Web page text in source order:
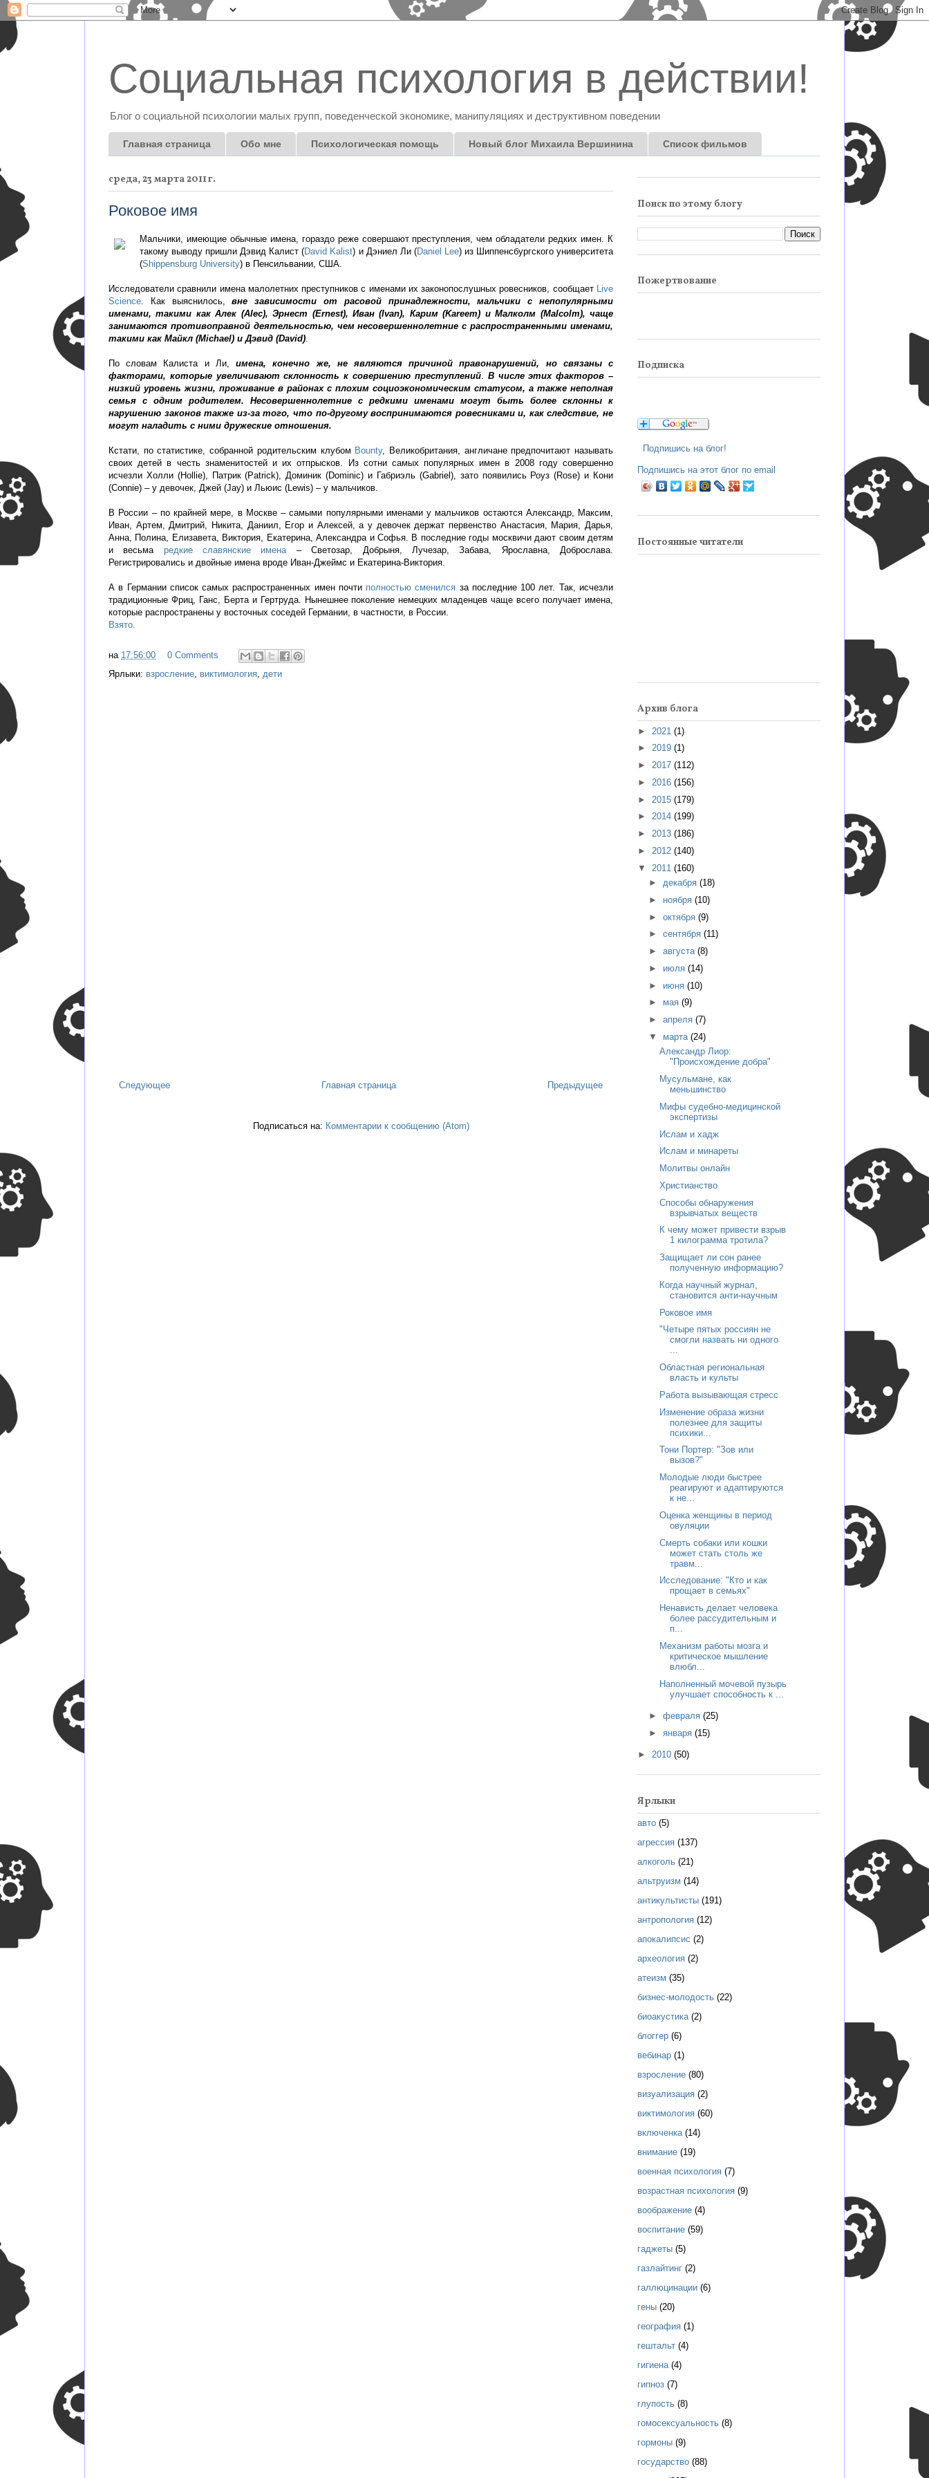
Социальная психология в действии!
Блог о социальной психологии малых групп, поведенческой экономике, манипуляциях и деструктивном поведении
Главная страница Обо мне Психологическая помощь Новый блог Михаила Вершинина Список фильмов
среда, 23 марта 2011 г.
Роковое имя
Мальчики, имеющие обычные имена, гораздо реже совершают преступления, чем обладатели редких имен. К
такому выводу пришли Дэвид Калист (David Kalist) и Дэниел Ли (Daniel Lee) из Шиппенсбургского университета
(Shippensburg University) в Пенсильвании, США.
Исследователи сравнили имена малолетних преступников с именами их законопослушных ровесников, сообщает Live
Science. Как выяснилось,вне зависимости от расовой принадлежности, мальчики с непопулярными
именами, такими как Алек (Alec), Эрнест (Ernest), Иван (Ivan), Карим (Kareem) и Малколм (Malcolm), чаще
занимаются противоправной деятельностью, чем несовершеннолетние с распространенными именами,
такими как Майкл (Michael) и Дэвид (David).
По словам Калиста и Ли,имена, конечно же, не являются причиной правонарушений, но связаны с
факторами, которые увеличивают склонность к совершению преступлений. В числе этих факторов –
низкий уровень жизни, проживание в районах с плохим социоэкономическим статусом, а также неполная
семья с одним родителем. Несовершеннолетние с редкими именами могут быть более склонны к
нарушению законов также из-за того, что по-другому воспринимаются ровесниками и, как следствие, не
могут наладить с ними дружеские отношения.
Кстати, по статистике, собранной родительским клубом Bounty, Великобритания, англичане предпочитают называть
своих детей в честь знаменитостей и их отпрысков. Из сотни самых популярных имен в 2008 году совершенно
исчезли Холли (Hollie), Патрик (Patrick), Доминик (Dominic) и Габриэль (Gabriel), зато появились Роуз (Rose) и Кони
(Connie) – у девочек, Джей (Jay) и Льюис (Lewis) – у мальчиков.
В России – по крайней мере, в Москве – самыми популярными именами у мальчиков остаются Александр, Максим,
Иван, Артем, Дмитрий, Никита, Даниил, Егор и Алексей, а у девочек держат первенство Анастасия, Мария, Дарья,
Анна, Полина, Елизавета, Виктория, Екатерина, Александра и Софья. В последние годы москвичи дают своим детям
и весьма редкие славянские имена– Светозар, Добрыня, Лучезар, Забава, Ярославна, Доброслава.
Регистрировались и двойные имена вроде Иван-Джеймс и Екатерина-Виктория.
А в Германии список самых распространенных имен почти полностью сменился за последние 100 лет. Так, исчезли
традиционные Фриц, Ганс, Берта и Гертруда. Нынешнее поколение немецких младенцев чаще всего получает имена,
которые распространены у восточных соседей Германии, в частности, в России.
Взято.
на 17:56:00
0 Comments
Ярлыки: взросление, виктимология, дети
Следующее Предыдущее
Главная страница
Подписаться на: Комментарии к сообщению (Atom)
Поиск по этому блогу
Пожертвование
Подписка
Подпишись на блог!
Подпишись на этот блог по email
Постоянные читатели
Архив блога
► 2021 (1)
► 2019 (1)
► 2017 (112)
► 2016 (156)
► 2015 (179)
► 2014 (199)
► 2013 (186)
► 2012 (140)
▼ 2011 (160)
► декабря (18)
► ноября (10)
► октября (9)
► сентября (11)
► августа (8)
► июля (14)
► июня (10)
► мая (9)
► апреля (7)
▼ марта (24)
Александр Лиор:
"Происхождение добра"
Мусульмане, как
меньшинство
Мифы судебно-медицинской
экспертизы
Ислам и хадж
Ислам и минареты
Молитвы онлайн
Христианство
Способы обнаружения
взрывчатых веществ
К чему может привести взрыв
1 килограмма тротила?
Защищает ли сон ранее
полученную информацию?
Когда научный журнал,
становится анти-научным
Роковое имя
"Четыре пятых россиян не
смогли назвать ни одного
...
Областная региональная
власть и культы
Работа вызывающая стресс
Изменение образа жизни
полезнее для защиты
психики...
Тони Портер: "Зов или
вызов?"
Молодые люди быстрее
реагируют и адаптируются
к не...
Оценка женщины в период
овуляции
Смерть собаки или кошки
может стать столь же
травм...
Исследование: "Кто и как
прощает в семьях"
Ненависть делает человека
более рассудительным и
п...
Механизм работы мозга и
критическое мышление
влюбл...
Наполненный мочевой пузырь
улучшает способность к ...
► февраля (25)
► января (15)
► 2010 (50)
Ярлыки
авто (5)
агрессия (137)
алкоголь (21)
альтруизм (14)
антикультисты (191)
антропология (12)
апокалипсис (2)
археология (2)
атеизм (35)
бизнес-молодость (22)
биоакустика (2)
блоггер (6)
вебинар (1)
взросление (80)
визуализация (2)
виктимология (60)
включенка (14)
внимание (19)
военная психология (7)
возрастная психология (9)
воображение (4)
воспитание (59)
гаджеты (5)
газлайтинг (2)
галлюцинации (6)
гены (20)
география (1)
гештальт (4)
гигиена (4)
гипноз (7)
глупость (8)
гомосексуальность (8)
гормоны (9)
государство (88)